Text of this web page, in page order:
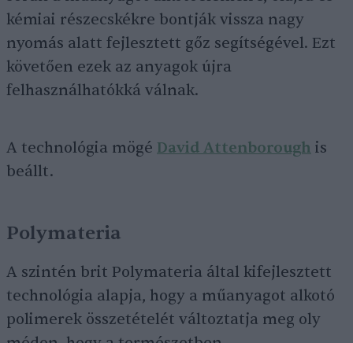
kémiai részecskékre bontják vissza nagy
nyomás alatt fejlesztett gőz segítségével. Ezt
követően ezek az anyagok újra
felhasználhatókká válnak.
A technológia mögé David Attenborough is
beállt.
Polymateria
A szintén brit Polymateria által kifejlesztett
technológia alapja, hogy a műanyagot alkotó
polimerek összetételét változtatja meg oly